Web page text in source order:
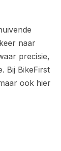
naar
precisie,
Bij BikeFirst
ook hier